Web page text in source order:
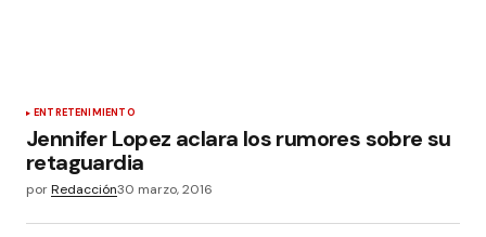
ENTRETENIMIENTO
Jennifer Lopez aclara los rumores sobre su
retaguardia
porRedacción30 marzo, 2016